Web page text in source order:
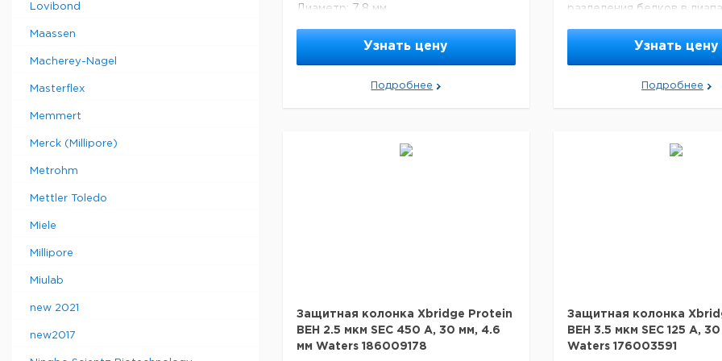
Lovibond
Maassen
Macherey-Nagel
Masterflex
Memmert
Merck (Millipore)
Metrohm
Mettler Toledo
Miele
Millipore
Miulab
new 2021
new2017
Диаметр: 7.8 мм
Waters Ethylene Bridged Hybrid (BEH)
и диол-связанного поверхностного
покрытия.
Лучше всего подходит для
000 до 500 000 дальтон.
Узнать цену
Подробнее
разделения белков в
Содержит один флакон
Стандарт белка (артикул
Размер пор 200 А
Узнать цену
Подробнее
Защитная колонка Xbridge Protein
BEH 2.5 мкм SEC 450 A, 30 мм, 4.6
мм Waters 186009178
Защитная колонка
BEH 3.5 мкм SEC 125 A,
Waters 176003591